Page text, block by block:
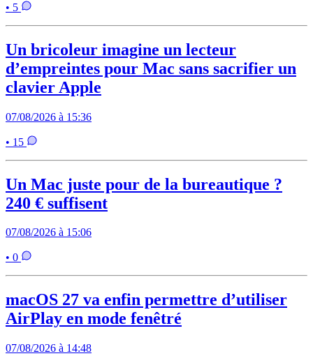
• 5
Un bricoleur imagine un lecteur
d’empreintes pour Mac sans sacrifier un
clavier Apple
07/08/2026 à 15:36
• 15
Un Mac juste pour de la bureautique ?
240 € suffisent
07/08/2026 à 15:06
• 0
macOS 27 va enfin permettre d’utiliser
AirPlay en mode fenêtré
07/08/2026 à 14:48